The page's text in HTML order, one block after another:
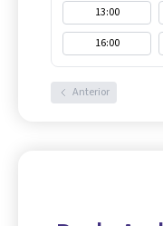
13:00
16:00
Anterior